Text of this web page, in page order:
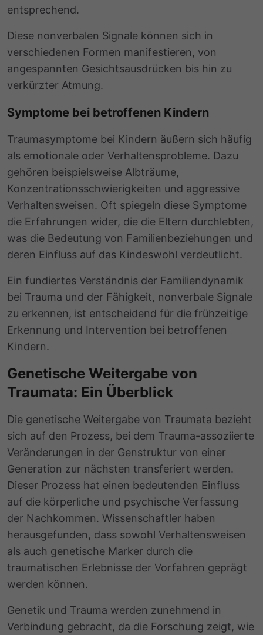
entsprechend.
Diese nonverbalen Signale können sich in
verschiedenen Formen manifestieren, von
angespannten Gesichtsausdrücken bis hin zu
verkürzter Atmung.
Symptome bei betroffenen Kindern
Traumasymptome bei Kindern äußern sich häufig
als emotionale oder Verhaltensprobleme. Dazu
gehören beispielsweise Albträume,
Konzentrationsschwierigkeiten und aggressive
Verhaltensweisen. Oft spiegeln diese Symptome
die Erfahrungen wider, die die Eltern durchlebten,
was die Bedeutung von Familienbeziehungen und
deren Einfluss auf das Kindeswohl verdeutlicht.
Ein fundiertes Verständnis der Familiendynamik
bei Trauma und der Fähigkeit, nonverbale Signale
zu erkennen, ist entscheidend für die frühzeitige
Erkennung und Intervention bei betroffenen
Kindern.
Genetische Weitergabe von
Traumata: Ein Überblick
Die genetische Weitergabe von Traumata bezieht
sich auf den Prozess, bei dem Trauma-assoziierte
Veränderungen in der Genstruktur von einer
Generation zur nächsten transferiert werden.
Dieser Prozess hat einen bedeutenden Einfluss
auf die körperliche und psychische Verfassung
der Nachkommen. Wissenschaftler haben
herausgefunden, dass sowohl Verhaltensweisen
als auch genetische Marker durch die
traumatischen Erlebnisse der Vorfahren geprägt
werden können.
Genetik und Trauma werden zunehmend in
Verbindung gebracht, da die Forschung zeigt, wie